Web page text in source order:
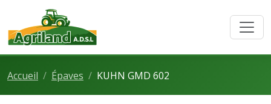
Accueil Épaves KUHN GMD 602